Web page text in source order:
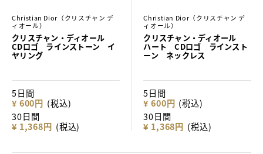
Christian Dior（クリスチャン デ
ィオール）
クリスチャン・ディオール
CDロゴ ラインストーン イ
ヤリング
5日間
¥ 600円 (税込)
30日間
¥ 1,368円 (税込)
Christian Dior（クリスチャン デ
ィオール）
クリスチャン・ディオール
ハート CDロゴ ラインスト
ーン ネックレス
5日間
¥ 600円 (税込)
30日間
¥ 1,368円 (税込)